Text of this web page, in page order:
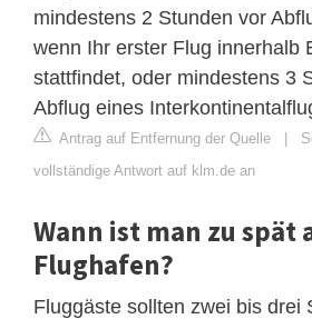
mindestens 2 Stunden vor
wenn Ihr erster Flug innerhalb
stattfindet, oder mindestens 3
Abflug eines
Antrag auf Entfernung der Quelle |
vollständige Antwort auf klm.de an
Wann ist man zu spät
Flughafen?
Fluggäste sollten zwei bis drei